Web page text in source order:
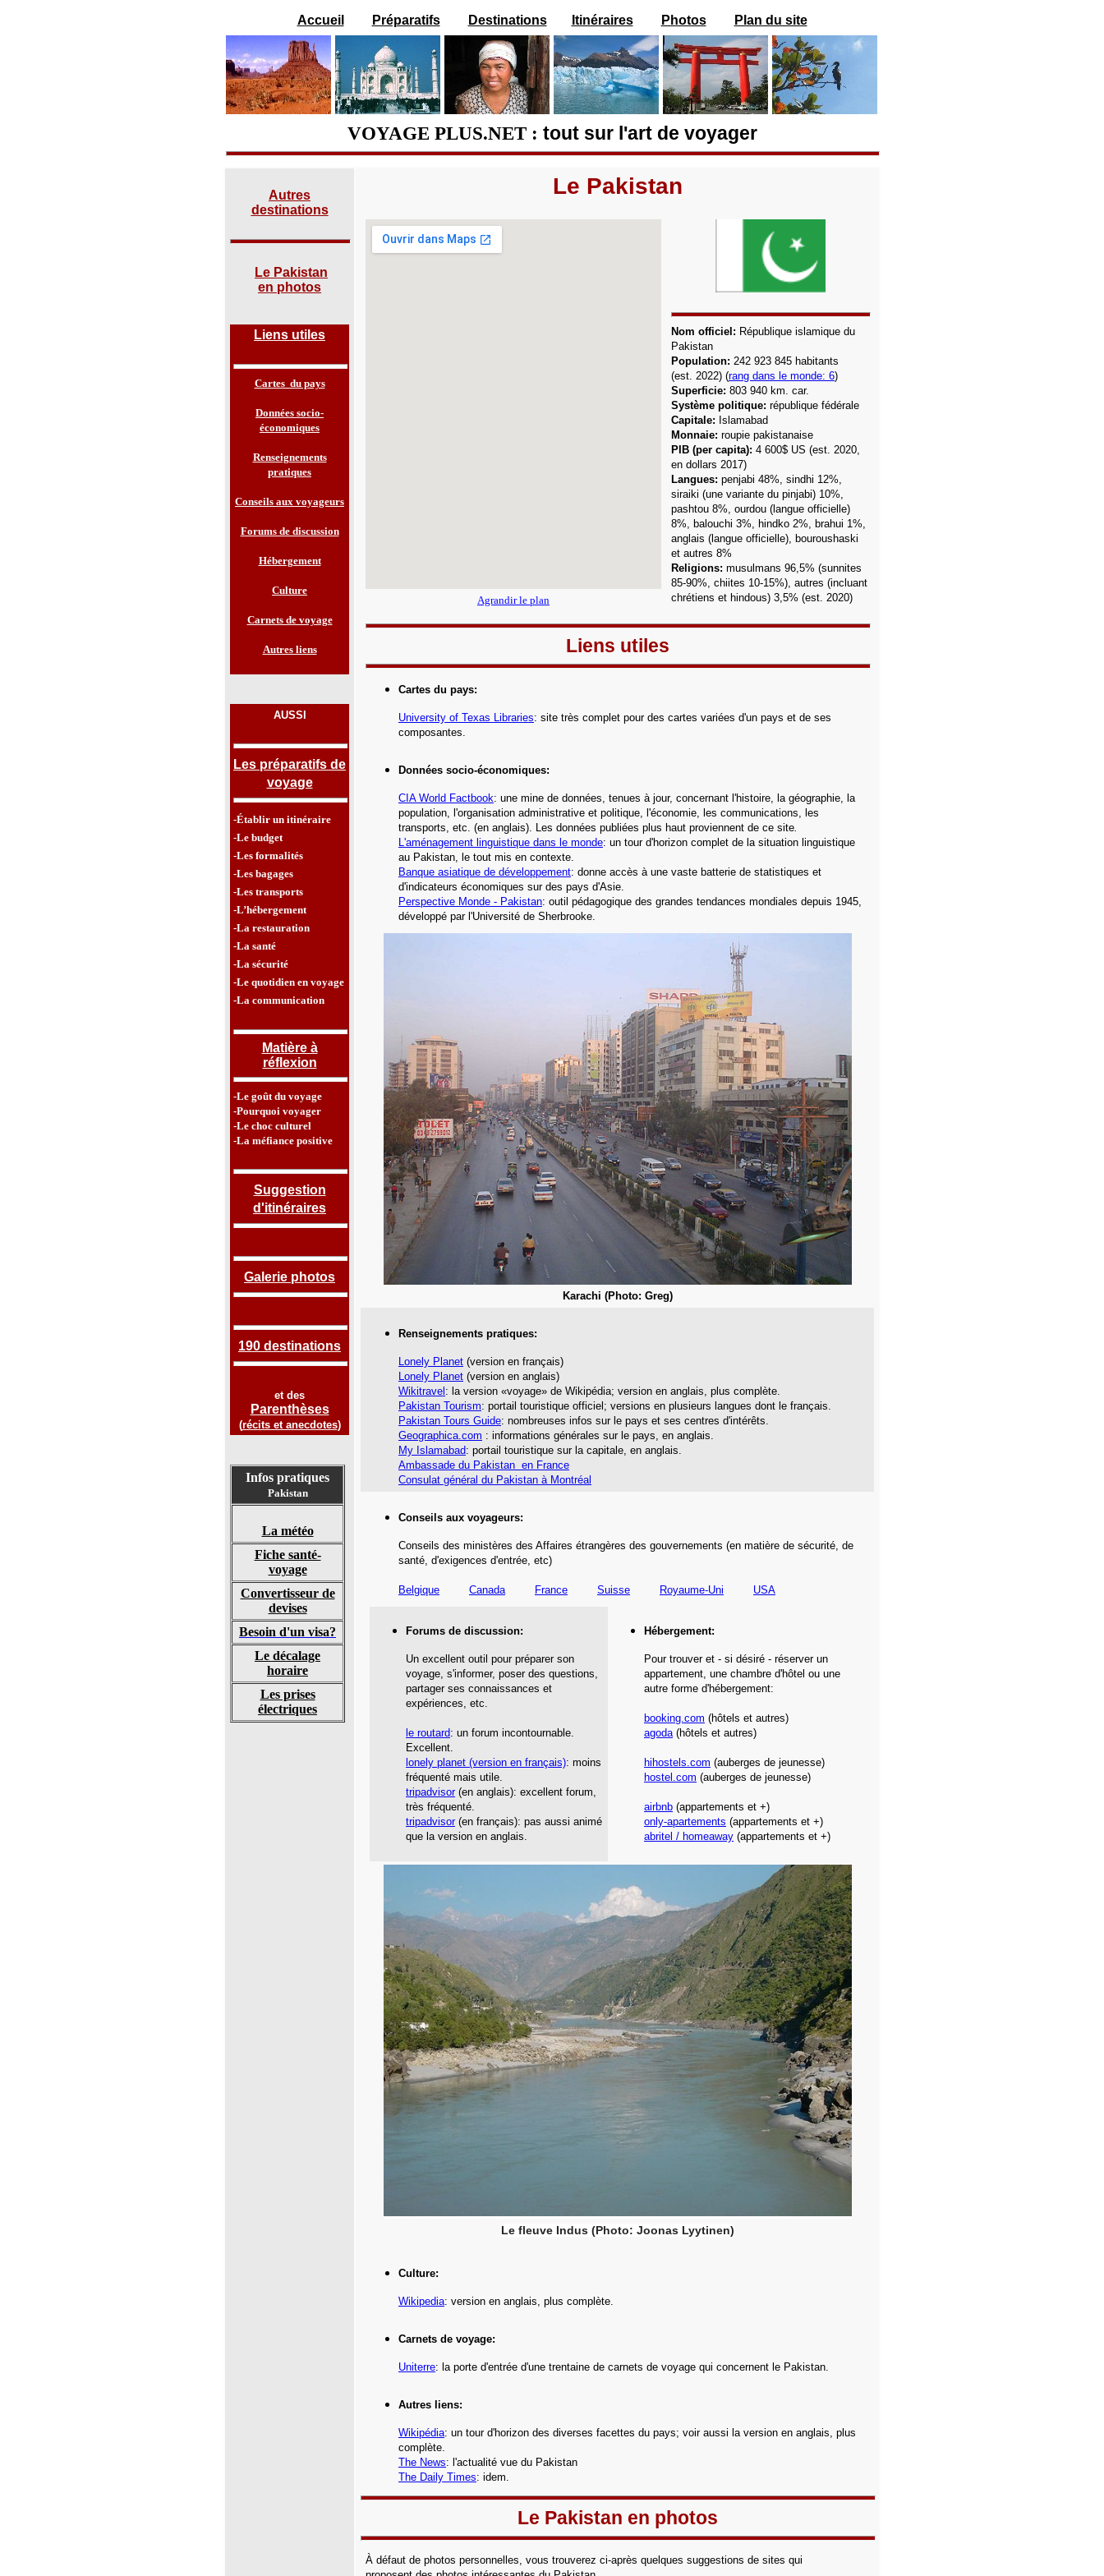
Accueil Préparatifs Destinations Itinéraires Photos Plan du site
VOYAGE PLUS.NET : tout sur l'art de voyager
Autres
destinations
Le Pakistan
en photos
Liens utiles
Cartes du pays
Données socio-
économiques
Renseignements
pratiques
Conseils aux voyageurs
Forums de discussion
Hébergement
Culture
Carnets de voyage
Autres liens
AUSSI
Les préparatifs de
voyage
-Établir un itinéraire
-Le budget
-Les formalités
-Les bagages
-Les transports
-L’hébergement
-La restauration
-La santé
-La sécurité
-Le quotidien en voyage
-La communication
Matière à
réflexion
-Le goût du voyage
-Pourquoi voyager
-Le choc culturel
-La méfiance positive
Suggestion
d'itinéraires
Galerie photos
190 destinations
et des
Parenthèses
(récits et anecdotes)
Infos pratiques
Pakistan
La météo
Fiche santé-
voyage
Convertisseur de
devises
Besoin d'un visa?
Le décalage
horaire
Les prises
électriques
Le Pakistan
Agrandir le plan
Nom officiel: République islamique du
Pakistan
Population: 242 923 845 habitants
(est. 2022) (rang dans le monde: 6)
Superficie: 803 940 km. car.
Système politique: république fédérale
Capitale: Islamabad
Monnaie: roupie pakistanaise
PIB (per capita): 4 600$ US (est. 2020,
en dollars 2017)
Langues: penjabi 48%, sindhi 12%,
siraiki (une variante du pinjabi) 10%,
pashtou 8%, ourdou (langue officielle)
8%, balouchi 3%, hindko 2%, brahui 1%,
anglais (langue officielle), bouroushaski
et autres 8%
Religions: musulmans 96,5% (sunnites
85-90%, chiites 10-15%), autres (incluant
chrétiens et hindous) 3,5% (est. 2020)
Liens utiles
Cartes du pays:
University of Texas Libraries: site très complet pour des cartes variées d'un pays et de ses
composantes.
Données socio-économiques:
CIA World Factbook: une mine de données, tenues à jour, concernant l'histoire, la géographie, la
population, l'organisation administrative et politique, l'économie, les communications, les
transports, etc. (en anglais). Les données publiées plus haut proviennent de ce site.
L'aménagement linguistique dans le monde: un tour d'horizon complet de la situation linguistique
au Pakistan, le tout mis en contexte.
Banque asiatique de développement: donne accès à une vaste batterie de statistiques et
d'indicateurs économiques sur des pays d'Asie.
Perspective Monde - Pakistan: outil pédagogique des grandes tendances mondiales depuis 1945,
développé par l'Université de Sherbrooke.
Karachi (Photo: Greg)
Renseignements pratiques:
Lonely Planet (version en français)
Lonely Planet (version en anglais)
Wikitravel : la version «voyage» de Wikipédia; version en anglais, plus complète.
Pakistan Tourism: portail touristique officiel; versions en plusieurs langues dont le français.
Pakistan Tours Guide: nombreuses infos sur le pays et ses centres d'intérêts.
Geographica.com : informations générales sur le pays, en anglais.
My Islamabad: portail touristique sur la capitale, en anglais.
Ambassade du Pakistan en France
Consulat général du Pakistan à Montréal
Conseils aux voyageurs:
Conseils des ministères des Affaires étrangères des gouvernements (en matière de sécurité, de
santé, d'exigences d'entrée, etc)
Belgique Canada France Suisse Royaume-Uni USA
Forums de discussion:
Un excellent outil pour préparer son
voyage, s'informer, poser des questions,
partager ses connaissances et
expériences, etc.
le routard: un forum incontournable.
Excellent.
lonely planet (version en français): moins
fréquenté mais utile.
tripadvisor(en anglais): excellent forum,
très fréquenté.
tripadvisor(en français): pas aussi animé
que la version en anglais.
Hébergement:
Pour trouver et - si désiré - réserver un
appartement, une chambre d'hôtel ou une
autre forme d'hébergement:
booking.com (hôtels et autres)
agoda(hôtels et autres)
hihostels.com (auberges de jeunesse)
hostel.com (auberges de jeunesse)
airbnb (appartements et +)
only-apartements (appartements et +)
abritel / homeaway (appartements et +)
Le fleuve Indus (Photo: Joonas Lyytinen)
Culture:
Wikipedia: version en anglais, plus complète.
Carnets de voyage:
Uniterre: la porte d'entrée d'une trentaine de carnets de voyage qui concernent le Pakistan.
Autres liens:
Wikipédia: un tour d'horizon des diverses facettes du pays; voir aussi la version en anglais, plus
complète.
The News: l'actualité vue du Pakistan
The Daily Times: idem.
Le Pakistan en photos
À défaut de photos personnelles, vous trouverez ci-après quelques suggestions de sites qui